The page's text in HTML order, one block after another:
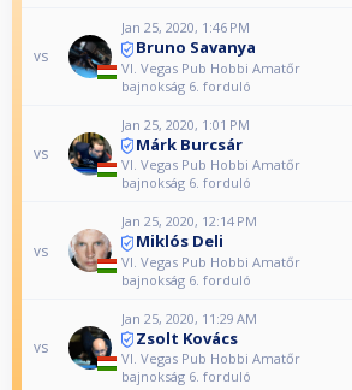
vs
Jan 25, 2020, 1:46 PM
Bruno Savanya
VI. Vegas Pub Hobbi Amatőr
bajnokság 6. forduló
vs
Jan 25, 2020, 1:01 PM
Márk Burcsár
VI. Vegas Pub Hobbi Amatőr
bajnokság 6. forduló
vs
Jan 25, 2020, 12:14 PM
Miklós Deli
VI. Vegas Pub Hobbi Amatőr
bajnokság 6. forduló
vs
Jan 25, 2020, 11:29 AM
Zsolt Kovács
VI. Vegas Pub Hobbi Amatőr
bajnokság 6. forduló